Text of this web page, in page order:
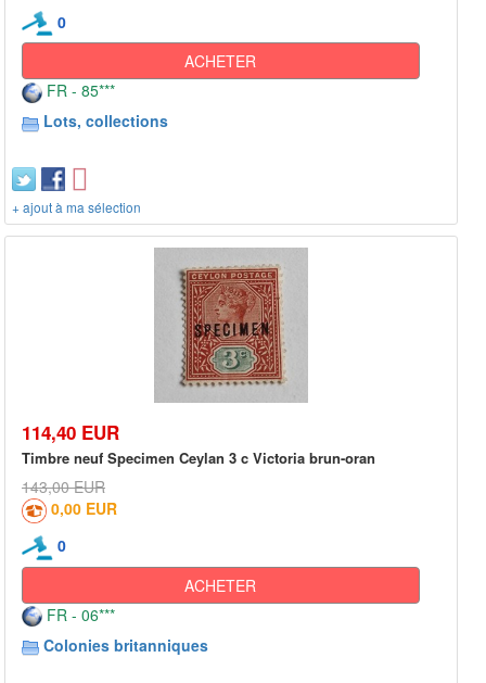
0
ACHETER
FR - 85***
Lots, collections
+ ajout à ma sélection
114,40 EUR
Timbre neuf Specimen Ceylan 3 c Victoria brun-oran
143,00 EUR
0,00 EUR
0
ACHETER
FR - 06***
Colonies britanniques